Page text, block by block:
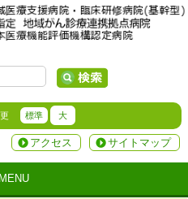
更 標準 大
サイトマップ
アクセス
MENU